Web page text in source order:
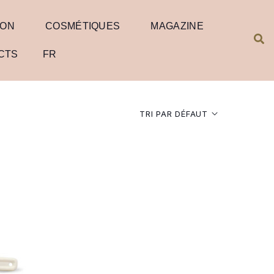
COSMÉTIQUES MAGAZINE
FR
TRI PAR DÉFAUT